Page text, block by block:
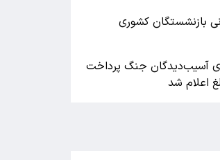
بازنشستگان کشوری
آسیب‌دیدگان جنگ پرداخت
اعلام شد